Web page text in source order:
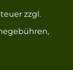
zzgl.